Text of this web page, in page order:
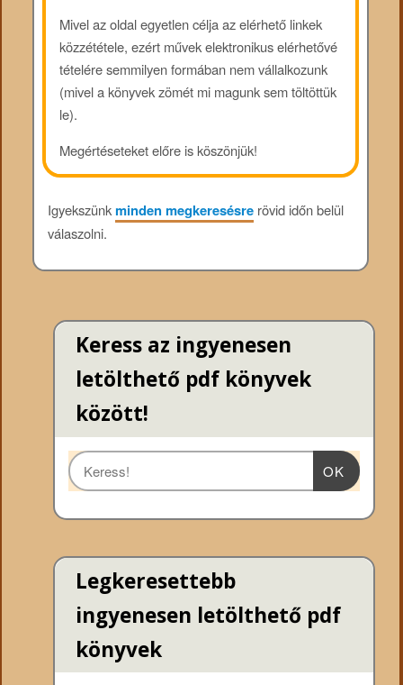
Mivel az oldal egyetlen célja az elérhető linkek
közzététele, ezért művek elektronikus elérhetővé
tételére semmilyen formában nem vállalkozunk
(mivel a könyvek zömét mi magunk sem töltöttük
le).
Megértéseteket előre is köszönjük!
Igyekszünkminden megkeresésrerövid időn belül
válaszolni.
Keress az ingyenesen
letölthető pdf könyvek
között!
OK
Legkeresettebb
ingyenesen letölthető pdf
könyvek